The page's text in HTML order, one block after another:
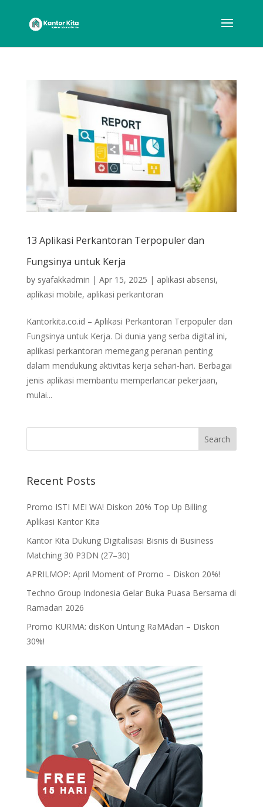
13 Aplikasi Perkantoran Terpopuler dan
Fungsinya untuk Kerja
by syafakkadmin | Apr 15, 2025 | aplikasi absensi,
aplikasi mobile, aplikasi perkantoran
Kantorkita.co.id – Aplikasi Perkantoran Terpopuler dan
Fungsinya untuk Kerja. Di dunia yang serba digital ini,
aplikasi perkantoran memegang peranan penting
dalam mendukung aktivitas kerja sehari-hari. Berbagai
jenis aplikasi membantu memperlancar pekerjaan,
mulai...
Recent Posts
Promo ISTI MEI WA! Diskon 20% Top Up Billing
Aplikasi Kantor Kita
Kantor Kita Dukung Digitalisasi Bisnis di Business
Matching 30 P3DN (27–30)
APRILMOP: April Moment of Promo – Diskon 20%!
Techno Group Indonesia Gelar Buka Puasa Bersama di
Ramadan 2026
Promo KURMA: disKon Untung RaMAdan – Diskon
30%!